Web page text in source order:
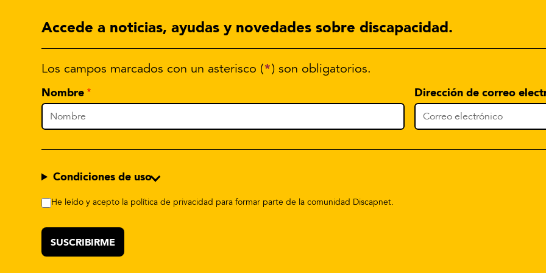
Accede a noticias, ayudas y novedades sobre discapacidad.
Los campos marcados con un asterisco (*) son obligatorios.
Nombre Dirección de correo
Condiciones de uso
He leído y acepto la política de privacidad para formar parte de la comunidad Discapnet.